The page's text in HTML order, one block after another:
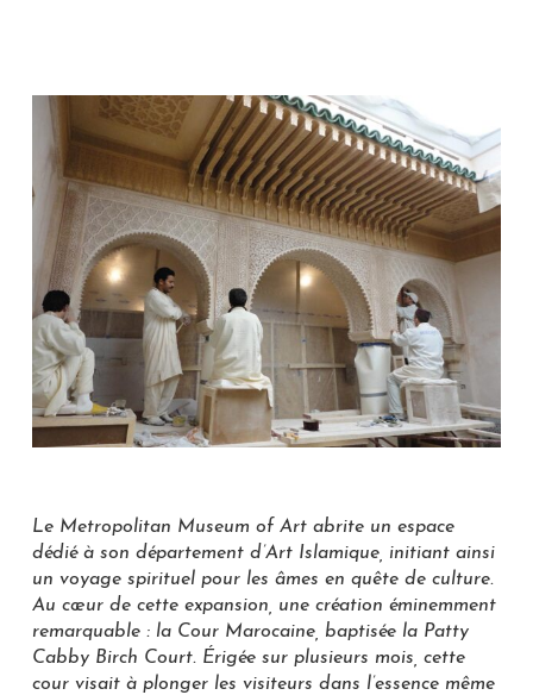
Le Metropolitan Museum of Art abrite un espace
dédié à son département d’Art Islamique, initiant ainsi
un voyage spirituel pour les âmes en quête de culture.
Au cœur de cette expansion, une création éminemment
remarquable : la Cour Marocaine, baptisée la Patty
Cabby Birch Court. Érigée sur plusieurs mois, cette
cour visait à plonger les visiteurs dans l’essence même